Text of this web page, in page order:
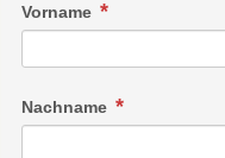
Vorname
Nachname